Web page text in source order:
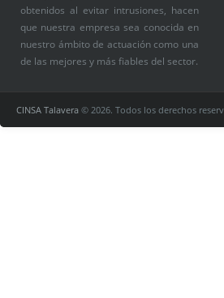
obtenidos al evitar intrusiones, hacen
que nuestra empresa sea conocida en
nuestro ámbito de actuación como una
de las mejores y más fiables del sector.
CINSA Talavera © 2026. Todos los derechos